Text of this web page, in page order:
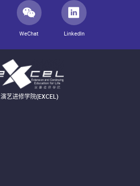
WeChat LinkedIn
演艺进修学院(EXCEL)